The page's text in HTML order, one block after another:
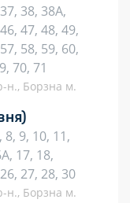
38, 38А,
47, 48, 49,
58, 59, 60,
70, 71
н., Борзна м.
8, 9, 10, 11,
17, 18,
27, 28, 30
н., Борзна м.